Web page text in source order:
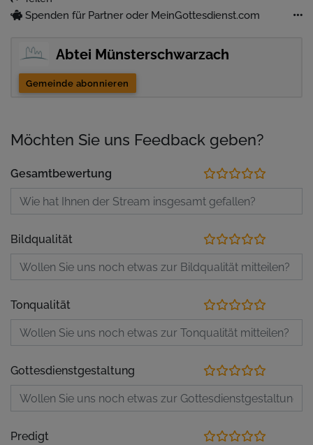
Spenden für Partner oder MeinGottesdienst.com
Abtei Münsterschwarzach
Gemeinde abonnieren
Möchten Sie uns Feedback geben?
Gesamtbewertung
Bildqualität
Tonqualität
Gottesdienstgestaltung
Predigt